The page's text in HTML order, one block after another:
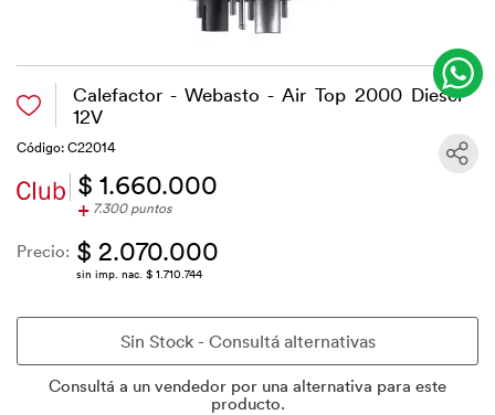
Calefactor - Webasto - Air Top 2000 Diesel
12V
Código: C22014
$ 1.660.000
+ 7.300 puntos
Precio: $ 2.070.000
sin imp. nac. $ 1.710.744
Consultá a un vendedor por una alternativa para este
producto.